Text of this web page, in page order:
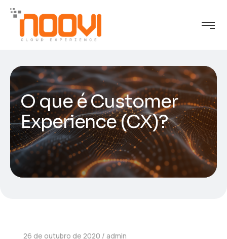
O que é Customer
Experience (CX)?
26 de outubro de 2020
admin